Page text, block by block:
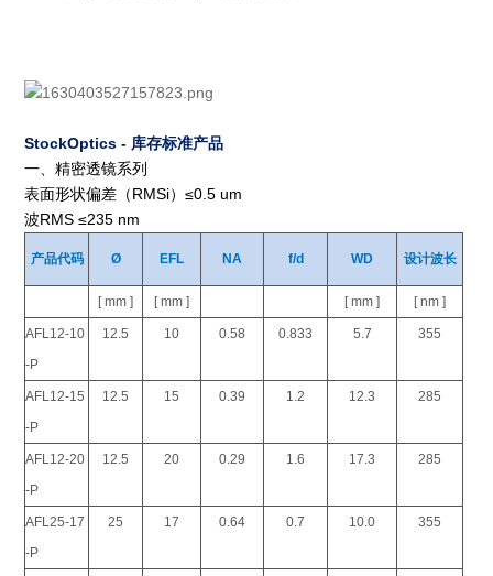
StockOptics - 库存标准产品
一、精密透镜系列
表面形状偏差（RMSi）≤0.5 um
波RMS ≤235 nm
产品代码 Ø EFL NA f/d WD 设计波长
[ mm ] [ mm ] [ mm ] [ nm ]
AFL12-10
-P
12.5 10 0.58 0.833 5.7 355
AFL12-15
-P
12.5 15 0.39 1.2 12.3 285
AFL12-20
-P
12.5 20 0.29 1.6 17.3 285
AFL25-17
-P
25 17 0.64 0.7 10.0 355